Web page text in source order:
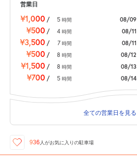
営業日
¥1,000 / 5 時間 08/09
¥500 / 4 時間 08/11
¥3,500 / 7 時間 08/11
¥500 / 8 時間 08/12
¥1,500 / 8 時間 08/13
¥700 / 5 時間 08/14
全ての営業日を見る
936 人がお気に入りの駐車場